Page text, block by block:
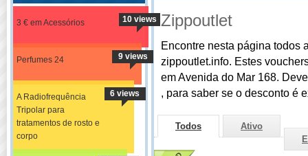
3 € em Acessórios 10 views
Perfumes 24 9 views
A Radiofrequência
Tripolar para
tratamentos de rosto e
corpo
6 views
Zippoutlet
Encontre nesta página todos
zippoutlet.info. Estes
em Avenida do Mar 168.
, para saber se o desconto é
Todos
Ativo